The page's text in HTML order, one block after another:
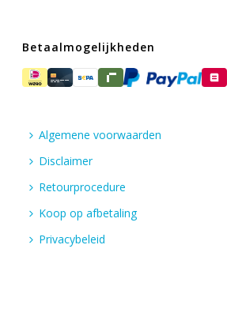
Betaalmogelijkheden
Algemene voorwaarden
Disclaimer
Retourprocedure
Koop op afbetaling
Privacybeleid